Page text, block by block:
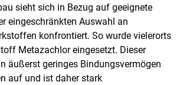
sieht sich in Bezug auf geeignete
eingeschränkten Auswahl an
konfrontiert. So wurde vielerorts
Metazachlor eingesetzt. Dieser
äußerst geringes Bindungsvermögen
auf und ist daher stark